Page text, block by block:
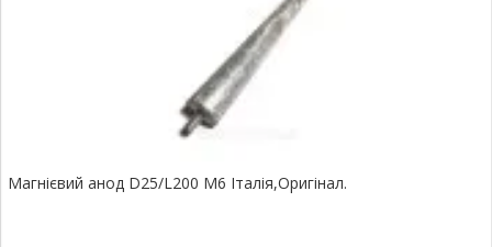
Магнієвий анод D25/L200 М6 Італія,Оригінал.